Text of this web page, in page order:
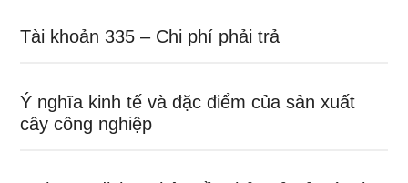
Tài khoản 335 – Chi phí phải trả
Ý nghĩa kinh tế và đặc điểm của sản xuất
cây công nghiệp